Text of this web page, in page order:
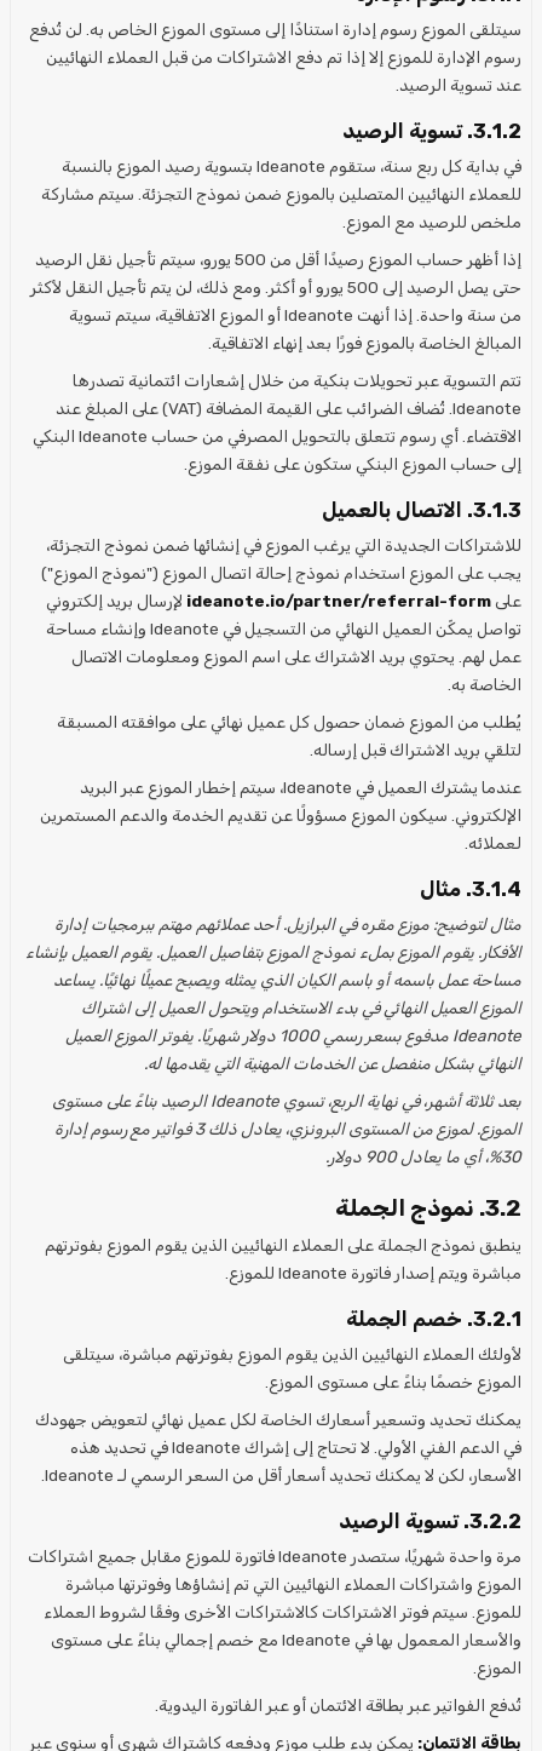
سيتلقى الموزع رسوم إدارة استنادًا إلى مستوى الموزع الخاص به. لن تُدفع
رسوم الإدارة للموزع إلا إذا تم دفع الاشتراكات من قبل العملاء النهائيين
عند تسوية الرصيد.
3.1.2. تسوية الرصيد
في بداية كل ربع سنة، ستقوم Ideanote بتسوية رصيد الموزع بالنسبة
للعملاء النهائيين المتصلين بالموزع ضمن نموذج التجزئة. سيتم مشاركة
ملخص للرصيد مع الموزع.
إذا أظهر حساب الموزع رصيدًا أقل من 500 يورو، سيتم تأجيل نقل الرصيد
حتى يصل الرصيد إلى 500 يورو أو أكثر. ومع ذلك، لن يتم تأجيل النقل لأكثر
من سنة واحدة. إذا أنهت Ideanote أو الموزع الاتفاقية، سيتم تسوية
المبالغ الخاصة بالموزع فورًا بعد إنهاء الاتفاقية.
تتم التسوية عبر تحويلات بنكية من خلال إشعارات ائتمانية تصدرها
Ideanote. تُضاف الضرائب على القيمة المضافة (VAT) على المبلغ عند
الاقتضاء. أي رسوم تتعلق بالتحويل المصرفي من حساب Ideanote البنكي
إلى حساب الموزع البنكي ستكون على نفقة الموزع.
3.1.3. الاتصال بالعميل
للاشتراكات الجديدة التي يرغب الموزع في إنشائها ضمن نموذج التجزئة،
يجب على الموزع استخدام نموذج إحالة اتصال الموزع ("نموذج الموزع")
على ideanote.io/partner/referral-form لإرسال بريد إلكتروني
تواصل يمكّن العميل النهائي من التسجيل في Ideanote وإنشاء مساحة
عمل لهم. يحتوي بريد الاشتراك على اسم الموزع ومعلومات الاتصال
الخاصة به.
يُطلب من الموزع ضمان حصول كل عميل نهائي على موافقته المسبقة
لتلقي بريد الاشتراك قبل إرساله.
عندما يشترك العميل في Ideanote، سيتم إخطار الموزع عبر البريد
الإلكتروني. سيكون الموزع مسؤولًا عن تقديم الخدمة والدعم المستمرين
لعملائه.
3.1.4. مثال
مثال لتوضيح: موزع مقره في البرازيل. أحد عملائهم مهتم ببرمجيات إدارة
الأفكار. يقوم الموزع بملء نموذج الموزع بتفاصيل العميل. يقوم العميل بإنشاء
مساحة عمل باسمه أو باسم الكيان الذي يمثله ويصبح عميلًا نهائيًا. يساعد
الموزع العميل النهائي في بدء الاستخدام ويتحول العميل إلى اشتراك
Ideanote مدفوع بسعر رسمي 1000 دولار شهريًا. يفوتر الموزع العميل
النهائي بشكل منفصل عن الخدمات المهنية التي يقدمها له.
بعد ثلاثة أشهر، في نهاية الربع، تسوي Ideanote الرصيد بناءً على مستوى
الموزع. لموزع من المستوى البرونزي، يعادل ذلك 3 فواتير مع رسوم إدارة
30%، أي ما يعادل 900 دولار.
3.2. نموذج الجملة
ينطبق نموذج الجملة على العملاء النهائيين الذين يقوم الموزع بفوترتهم
مباشرة ويتم إصدار فاتورة Ideanote للموزع.
3.2.1. خصم الجملة
لأولئك العملاء النهائيين الذين يقوم الموزع بفوترتهم مباشرة، سيتلقى
الموزع خصمًا بناءً على مستوى الموزع.
يمكنك تحديد وتسعير أسعارك الخاصة لكل عميل نهائي لتعويض جهودك
في الدعم الفني الأولي. لا تحتاج إلى إشراك Ideanote في تحديد هذه
الأسعار، لكن لا يمكنك تحديد أسعار أقل من السعر الرسمي لـ Ideanote.
3.2.2. تسوية الرصيد
مرة واحدة شهريًا، ستصدر Ideanote فاتورة للموزع مقابل جميع اشتراكات
الموزع واشتراكات العملاء النهائيين التي تم إنشاؤها وفوترتها مباشرة
للموزع. سيتم فوتر الاشتراكات كالاشتراكات الأخرى وفقًا لشروط العملاء
والأسعار المعمول بها في Ideanote مع خصم إجمالي بناءً على مستوى
الموزع.
تُدفع الفواتير عبر بطاقة الائتمان أو عبر الفاتورة اليدوية.
بطاقة الائتمان: يمكن بدء طلب موزع ودفعه كاشتراك شهري أو سنوي عبر